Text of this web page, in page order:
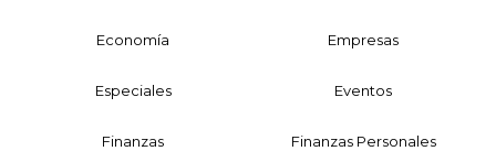
Economía Empresas
Especiales Eventos
Finanzas Finanzas Personales